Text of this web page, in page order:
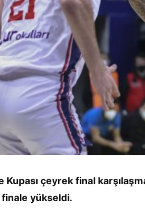
Kupası çeyrek final
finale yükseldi.